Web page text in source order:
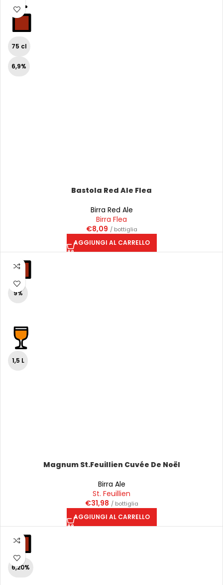
75 cl
6,9%
Bastola Red Ale Flea
Birra Red Ale
Birra Flea
€8,09 / bottiglia
AGGIUNGI AL CARRELLO
9%
1,5 L
Magnum St.Feuillien Cuvée De Noël
Birra Ale
St. Feuillien
€31,98 / bottiglia
AGGIUNGI AL CARRELLO
6,20%